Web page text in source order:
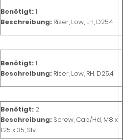
Benötigt:1
Beschreibung: Riser, Low, LH, D25.4
Benötigt:1
Beschreibung: Riser, Low, RH, D25.4
Benötigt: 2
Beschreibung: Screw, Cap/Hd, M8 x
1.25 x 35, Slv